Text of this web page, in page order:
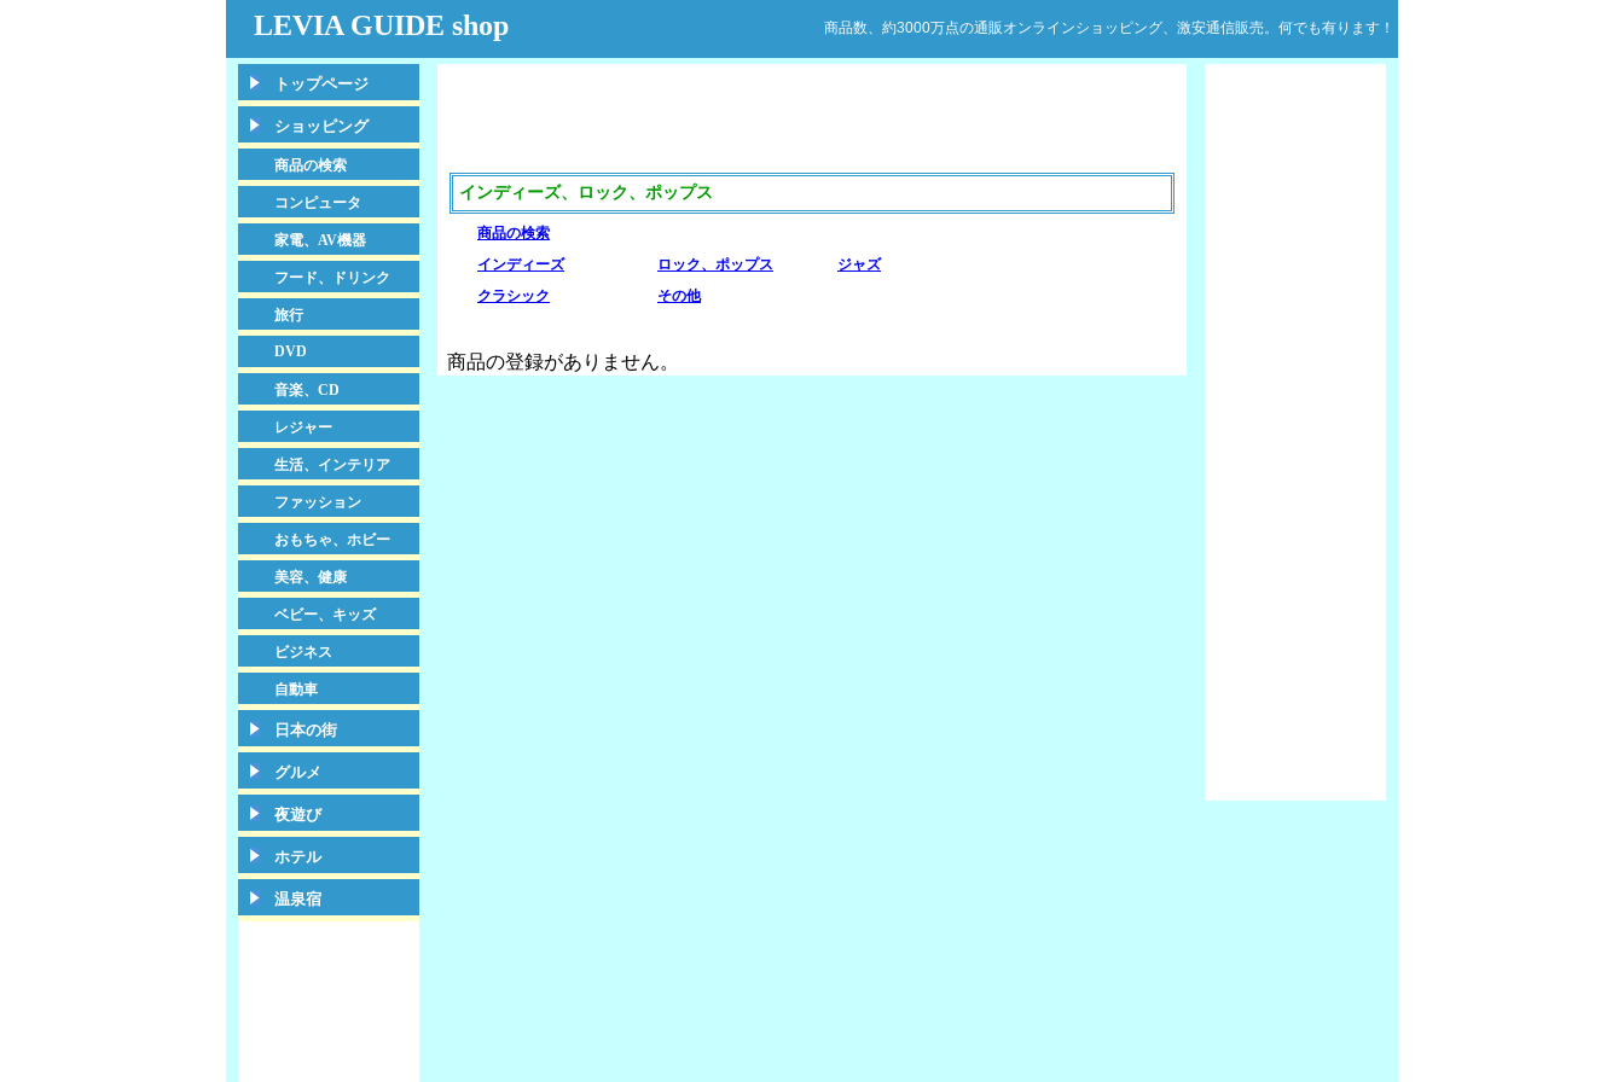
LEVIA GUIDE shop 商品数、約3000万点の通販オンラインショッピング、激安通信販売。何でも有ります！
トップページ
ショッピング
商品の検索
コンピュータ
家電、AV機器
フード、ドリンク
旅行
DVD
音楽、CD
レジャー
生活、インテリア
ファッション
おもちゃ、ホビー
美容、健康
ベビー、キッズ
ビジネス
自動車
日本の街
グルメ
夜遊び
ホテル
温泉宿
インディーズ、ロック、ポップス
商品の検索
インディーズ
ロック、ポップス
ジャズ
クラシック
その他
商品の登録がありません。